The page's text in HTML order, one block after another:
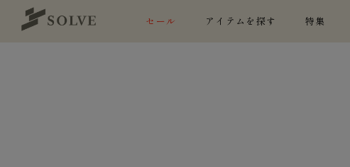
セール アイテムを探す 特集